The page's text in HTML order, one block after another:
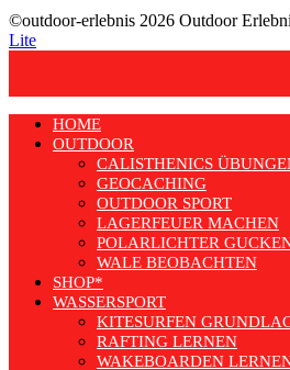
©outdoor-erlebnis 2026 Outdoor
Lite
HOME
OUTDOOR
CALISTHENICS
GEOCACHING
OUTDOOR SPORT
LAGERFEUER MACHEN
POLARLICHTER
WALE BEOBACHTEN
SHOP*
WASSERSPORT
KITESURFEN
RAFTING LERNEN
WAKEBOARDEN